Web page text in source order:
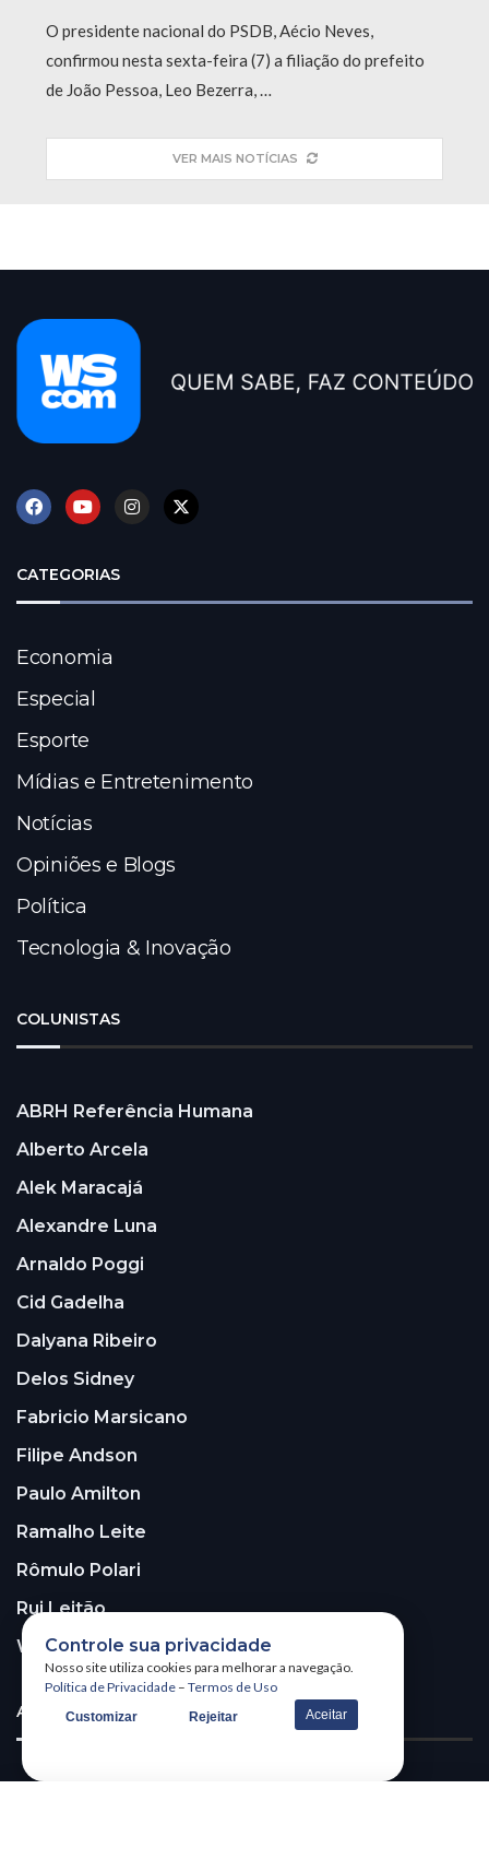
O presidente nacional do PSDB, Aécio Neves,
confirmou nesta sexta-feira (7) a filiação do prefeito
de João Pessoa, Leo Bezerra, …
VER MAIS NOTÍCIAS
CATEGORIAS
Economia
Especial
Esporte
Mídias e Entretenimento
Notícias
Opiniões e Blogs
Política
Tecnologia & Inovação
COLUNISTAS
ABRH Referência Humana
Alberto Arcela
Alek Maracajá
Alexandre Luna
Arnaldo Poggi
Cid Gadelha
Dalyana Ribeiro
Delos Sidney
Fabricio Marsicano
Filipe Andson
Paulo Amilton
Ramalho Leite
Rômulo Polari
Rui Leitão
Walter Santos
ASSINE A NOSSA NEWSLETTER!
Controle sua privacidade
Nosso site utiliza cookies para melhorar a navegação.
Política de Privacidade – Termos de Uso
Customizar Rejeitar Aceitar